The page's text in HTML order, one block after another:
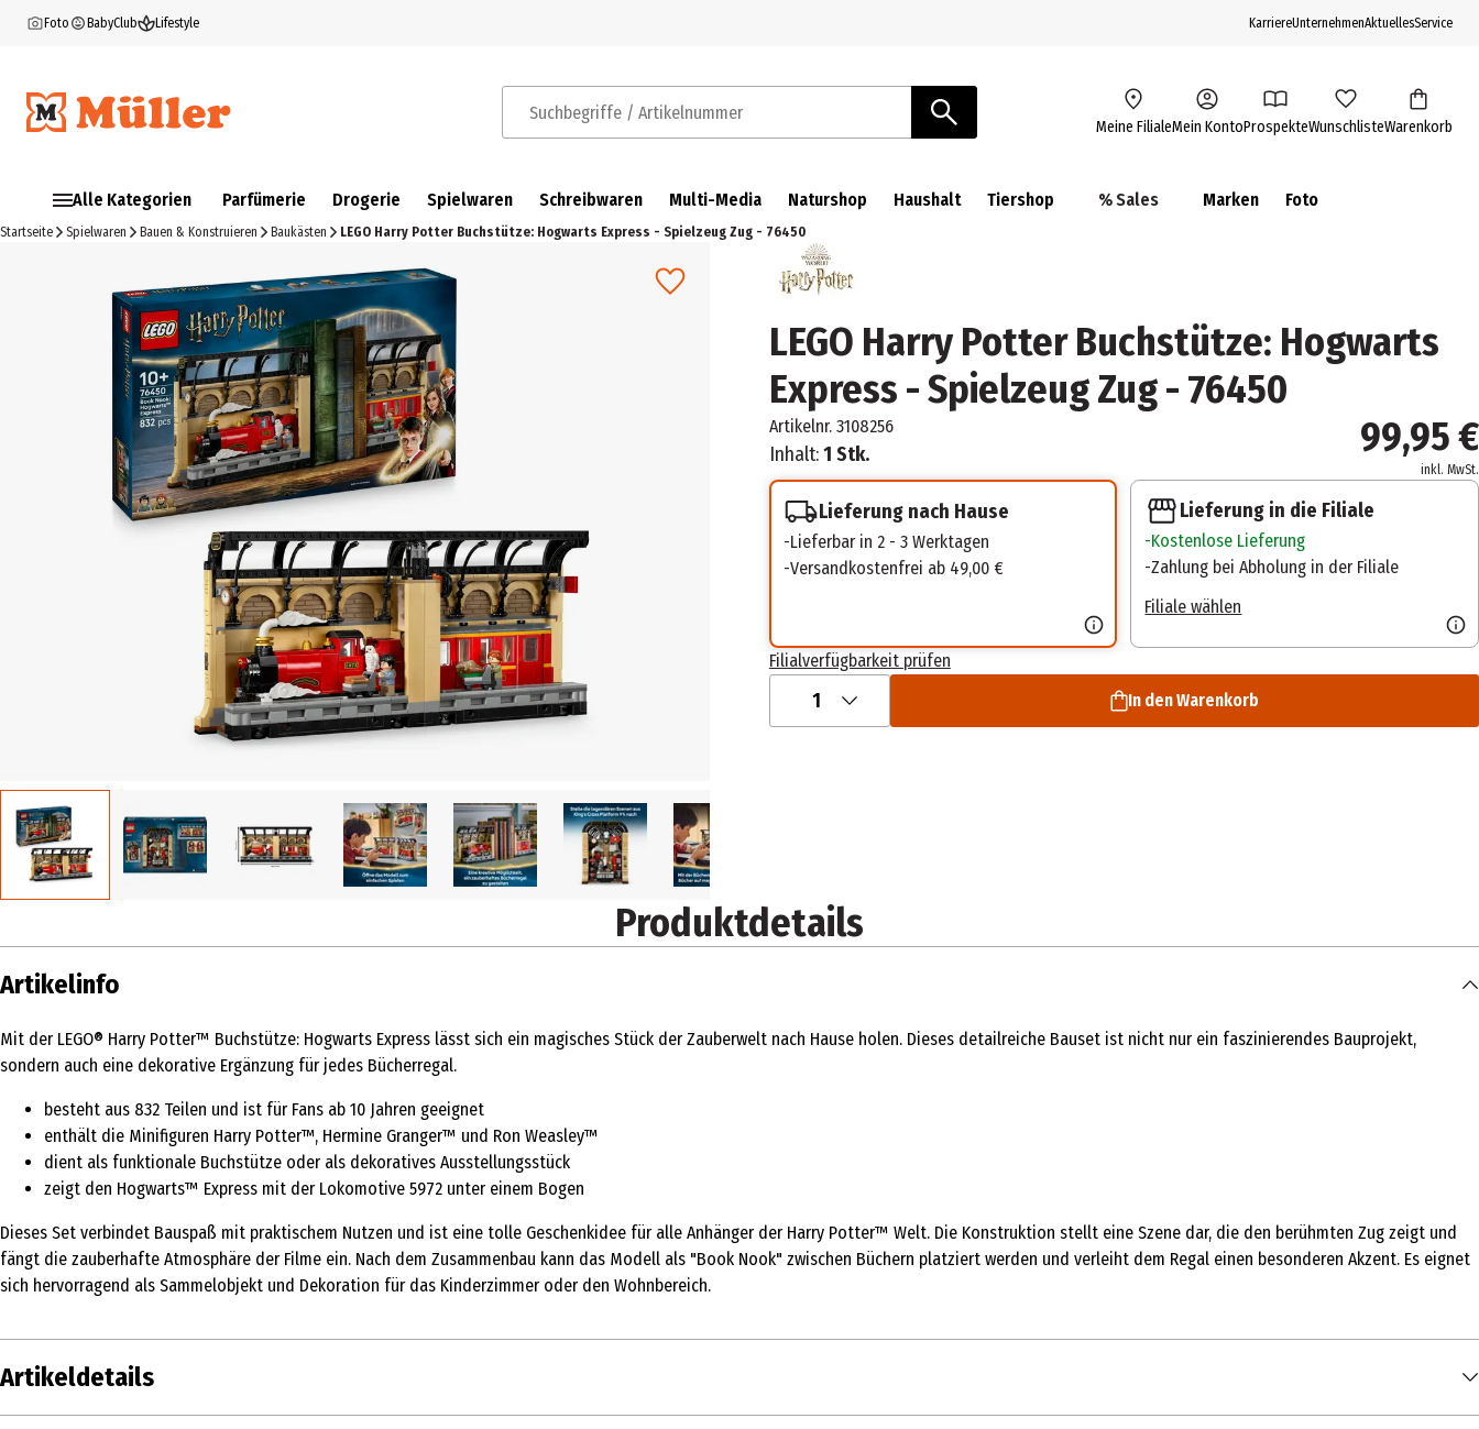
Foto BabyClub Lifestyle KarriereUnternehmenAktuellesService
Suchbegriffe / Artikelnummer Meine FilialeMein KontoProspekteWunschlisteWarenkorb
Alle Kategorien Parfümerie Drogerie Spielwaren Schreibwaren Multi-Media Naturshop Haushalt Tiershop % Sales Marken Foto
Startseite Spielwaren Bauen & Konstruieren Baukästen LEGO Harry Potter Buchstütze: Hogwarts Express - Spielzeug Zug - 76450
LEGO Harry Potter Buchstütze: Hogwarts
Express - Spielzeug Zug - 76450
Artikelnr. 3108256
Inhalt:1 Stk. 99,95 €
inkl. MwSt.
Lieferung nach Hause
Lieferbar in 2 - 3 Werktagen
Versandkostenfrei ab 49,00 €
Lieferung in die Filiale
Kostenlose Lieferung
Zahlung bei Abholung in der Filiale
Filiale wählen
Filialverfügbarkeit prüfen
1 In den Warenkorb
Produktdetails
Artikelinfo
Mit der LEGO® Harry Potter™ Buchstütze: Hogwarts Express lässt sich ein magisches Stück der Zauberwelt nach Hause holen. Dieses detailreiche Bauset ist nicht nur ein faszinierendes Bauprojekt,
sondern auch eine dekorative Ergänzung für jedes Bücherregal.
besteht aus 832 Teilen und ist für Fans ab 10 Jahren geeignet
enthält die Minifiguren Harry Potter™, Hermine Granger™ und Ron Weasley™
dient als funktionale Buchstütze oder als dekoratives Ausstellungsstück
zeigt den Hogwarts™ Express mit der Lokomotive 5972 unter einem Bogen
Dieses Set verbindet Bauspaß mit praktischem Nutzen und ist eine tolle Geschenkidee für alle Anhänger der Harry Potter™ Welt. Die Konstruktion stellt eine Szene dar, die den berühmten Zug zeigt und
fängt die zauberhafte Atmosphäre der Filme ein. Nach dem Zusammenbau kann das Modell als "Book Nook" zwischen Büchern platziert werden und verleiht dem Regal einen besonderen Akzent. Es eignet
sich hervorragend als Sammelobjekt und Dekoration für das Kinderzimmer oder den Wohnbereich.
Artikeldetails